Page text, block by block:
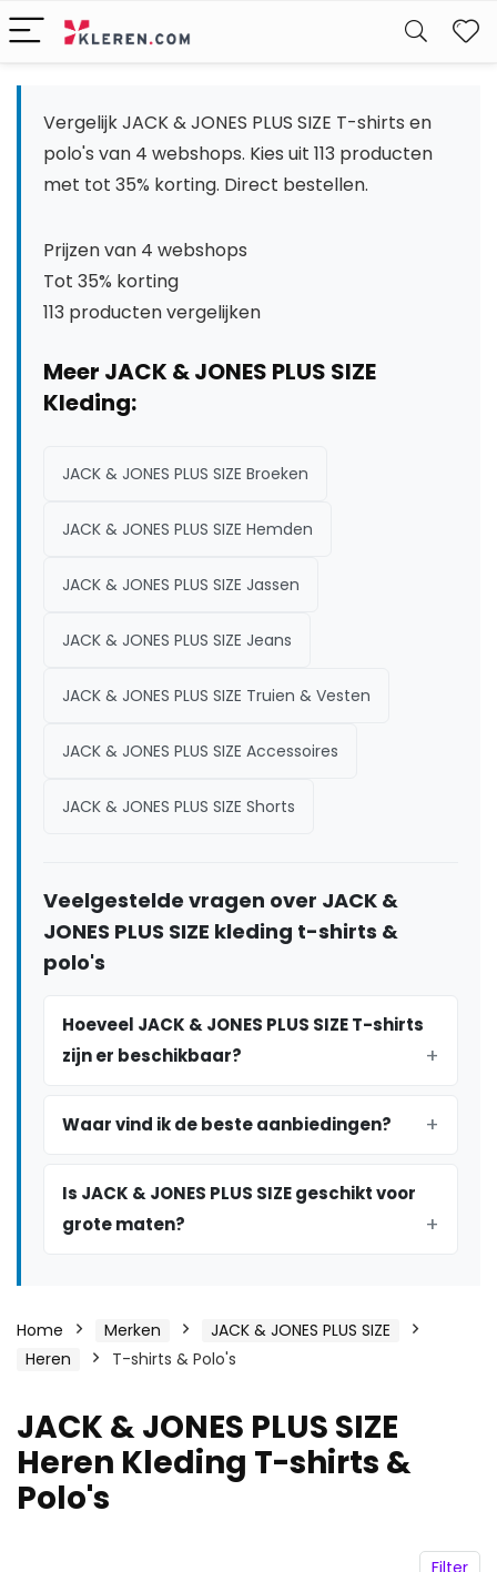
Vergelijk JACK & JONES PLUS SIZE T-shirts en
polo's van 4 webshops. Kies uit 113 producten
met tot 35% korting. Direct bestellen.
Prijzen van 4 webshops
Tot 35% korting
113 producten vergelijken
Meer JACK & JONES PLUS SIZE
Kleding:
JACK & JONES PLUS SIZE Broeken
JACK & JONES PLUS SIZE Hemden
JACK & JONES PLUS SIZE Jassen
JACK & JONES PLUS SIZE Jeans
JACK & JONES PLUS SIZE Truien & Vesten
JACK & JONES PLUS SIZE Accessoires
JACK & JONES PLUS SIZE Shorts
Veelgestelde vragen over JACK &
JONES PLUS SIZE kleding t-shirts &
polo's
Hoeveel JACK & JONES PLUS SIZE T-shirts
zijn er beschikbaar?
Waar vind ik de beste aanbiedingen?
Is JACK & JONES PLUS SIZE geschikt voor
grote maten?
Home Merken
JACK & JONES PLUS SIZE
Heren
T-shirts & Polo's
JACK & JONES PLUS SIZE
Heren Kleding T-shirts &
Polo's
Filter